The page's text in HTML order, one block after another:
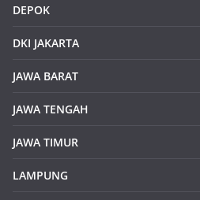
DEPOK
DKI JAKARTA
JAWA BARAT
JAWA TENGAH
JAWA TIMUR
LAMPUNG